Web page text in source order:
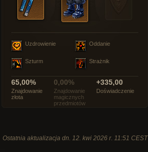
Uzdrowienie Oddanie
Szturm Strażnik
65,00%
Znajdowanie
złota
0,00%
Znajdowanie
magicznych
przedmiotów
+335,00
Doświadczenie
Ostatnia aktualizacja dn. 12. kwi 2026 r. 11:51 CEST